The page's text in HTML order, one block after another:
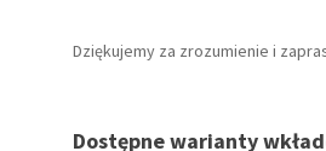
Dziękujemy za zrozumienie i
Dostępne warianty